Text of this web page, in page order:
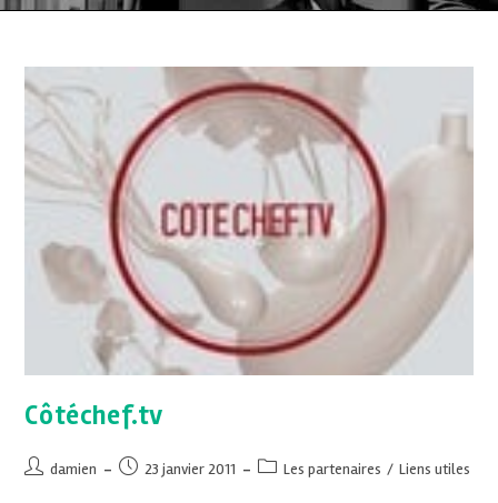
Côtéchef.tv
damien 23 janvier 2011 Les partenaires / Liens utiles